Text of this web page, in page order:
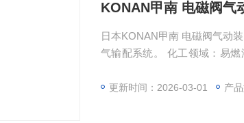
KONAN甲南 电磁阀气
日本KONAN甲南 电磁阀气动装置 1021C 成都直销西南地区 能源行
气输配系统。 化工领域：易
更新时间：2026-03-01 产